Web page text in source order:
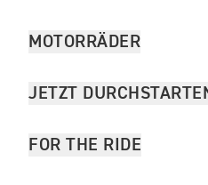
MOTORRÄDER
JETZT
FOR THE RIDE